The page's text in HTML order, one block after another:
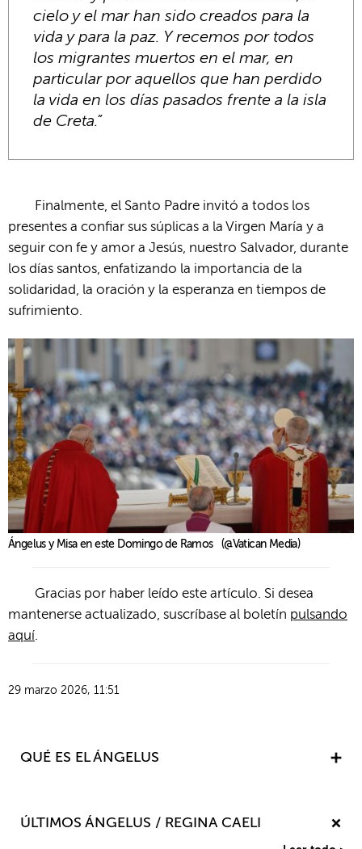
cielo y el mar han sido creados para la
vida y para la paz. Y recemos por todos
los migrantes muertos en el mar, en
particular por aquellos que han perdido
la vida en los días pasados frente a la isla
de Creta.”
Finalmente, el Santo Padre invitó a todos los
presentes a confiar sus súplicas a la Virgen María y a
seguir con fe y amor a Jesús, nuestro Salvador, durante
los días santos, enfatizando la importancia de la
solidaridad, la oración y la esperanza en tiempos de
sufrimiento.
Ángelus y Misa en este Domingo de Ramos (@Vatican Media)
Gracias por haber leído este artículo. Si desea
mantenerse actualizado, suscríbase al boletín pulsando
aquí.
29 marzo 2026, 11:51
QUÉ ES EL ÁNGELUS
Misterio de la Encarnación, tres veces al día: a las seis de
ÚLTIMOS ÁNGELUS / REGINA CAELI